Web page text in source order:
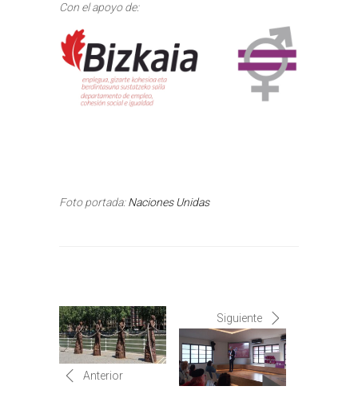
Con el apoyo de:
Foto portada:Naciones Unidas
Anterior
Siguiente